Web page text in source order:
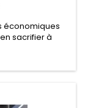
économiques
sacrifier à